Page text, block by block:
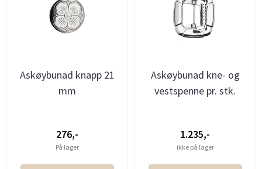
Askøybunad knapp 21
mm
276,-
På lager
Askøybunad kne- og
vestspenne pr. stk.
1.235,-
ikke på lager